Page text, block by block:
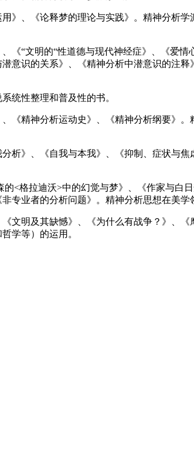
》、《论释梦的理论与实践》。精神分析
《“文明的“性道德与现代神经症》、《爱情
意识的关系》、《精神分析中潜意识的注释
统性整理和普及性的书。
《精神分析运动史》、《精神分析纲要》。
析》、《自我与本我》、《抑制、症状与焦
的<格拉迪沃>中的幻觉与梦》、《作家与白
专业者的分析问题》。精神分析思想在美学
文明及其缺憾》、《为什么有战争？》、《
学等）的运用。